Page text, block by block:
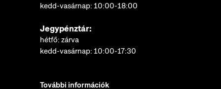
kedd-vasárnap: 10:00-18:00
Jegypénztár:
hétfő: zárva
kedd-vasárnap: 10:00-17:30
További információk